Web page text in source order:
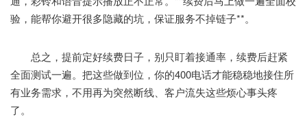
验，能帮你避开很多隐藏的坑，保证服务不掉链子**。
总之，提前定好续费日子，别只盯着接通率，续费后赶紧
全面测试一遍。把这些做到位，你的400电话才能稳稳地接住所
有业务需求，不用再为突然断线、客户流失这些烦心事头疼
了。